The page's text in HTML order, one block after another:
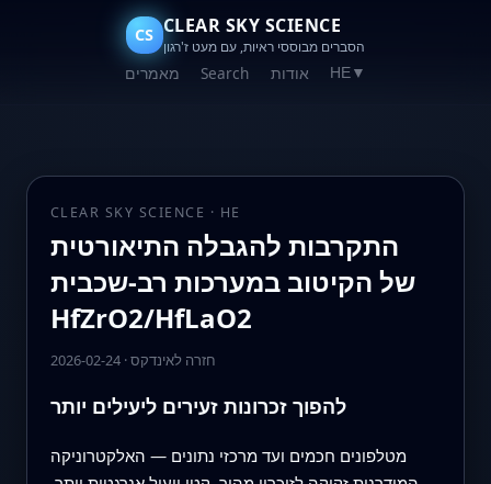
CS CLEAR SKY SCIENCE
הסברים מבוססי ראיות, עם מעט ז'רגון
מאמרים Search אודות HE▼
CLEAR SKY SCIENCE · HE
התקרבות להגבלה התיאורטית
של הקיטוב במערכות רב‑שכבית
HfZrO2/HfLaO2
2026-02-24·חזרה לאינדקס
להפוך זכרונות זעירים ליעילים יותר
מטלפונים חכמים ועד מרכזי נתונים — האלקטרוניקה